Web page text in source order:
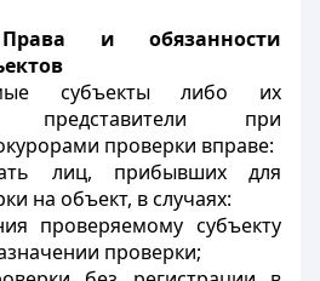
и обязанности
субъекты либо их
представители при
проверки вправе:
лиц, прибывших для
на объект, в случаях:
проверяемому субъекту
проверки;